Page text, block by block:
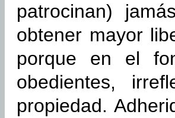
patrocinan)
obtener mayor
porque en el
obedientes,
propiedad.